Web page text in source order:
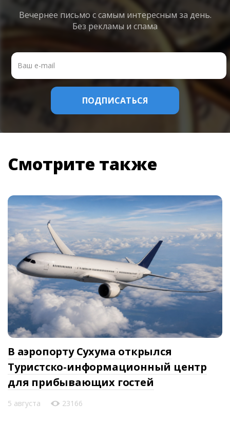
Вечернее письмо с самым интересным за день.
Без рекламы и спама
Смотрите также
В аэропорту Сухума открылся
Туристско-информационный центр
для прибывающих гостей
5 августа 23166